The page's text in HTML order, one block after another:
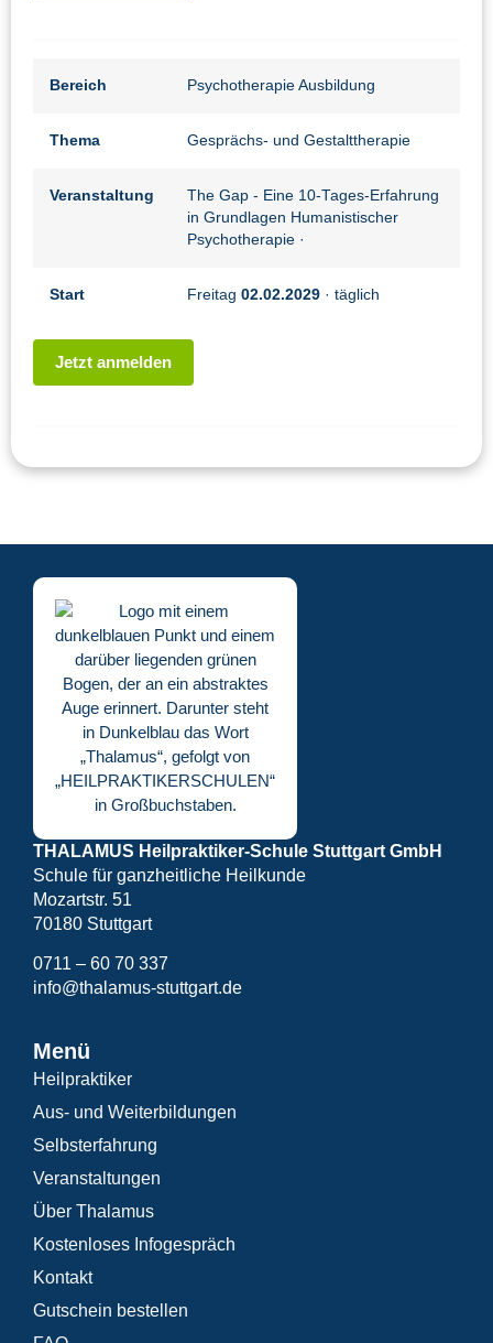
Bereich Psychotherapie Ausbildung
Thema Gesprächs- und Gestalttherapie
Veranstaltung
The Gap - Eine 10-Tages-Erfahrung
in Grundlagen Humanistischer
Psychotherapie ·
Start Freitag 02.02.2029 · täglich
Jetzt anmelden
THALAMUS Heilpraktiker-Schule Stuttgart GmbH
Schule für ganzheitliche Heilkunde
Mozartstr. 51
70180 Stuttgart
0711 – 60 70 337
info@thalamus-stuttgart.de
Menü
Heilpraktiker
Aus- und Weiterbildungen
Selbsterfahrung
Veranstaltungen
Über Thalamus
Kostenloses Infogespräch
Kontakt
Gutschein bestellen